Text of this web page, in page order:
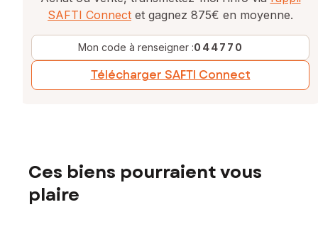
SAFTI Connect et gagnez 875€ en moyenne.
Mon code à renseigner :044770
Télécharger SAFTI Connect
Ces biens pourraient vous
plaire